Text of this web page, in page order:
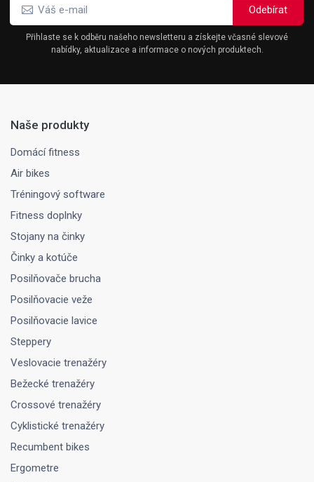
Přihlaste se k odběru našeho newsletteru a získejte včasné slevové
nabídky, aktualizace a informace o nových produktech.
Naše produkty
Domácí fitness
Air bikes
Tréningový software
Fitness doplnky
Stojany na činky
Činky a kotúče
Posilňovače brucha
Posilňovacie veže
Posilňovacie lavice
Steppery
Veslovacie trenažéry
Bežecké trenažéry
Crossové trenažéry
Cyklistické trenažéry
Recumbent bikes
Ergometre